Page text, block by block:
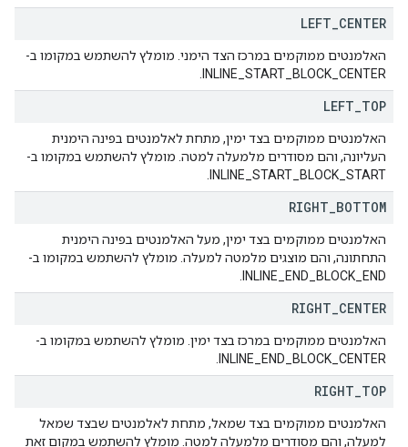
LEFT CENTER
האלמנטים ממוקמים במרכז הצד הימני. מומלץ להשתמש במקומו ב-
INLINE_START_BLOCK_CENTER.
LEFT TOP
האלמנטים ממוקמים בצד ימין, מתחת לאלמנטים בפינה הימנית
העליונה, והם מסודרים מלמעלה למטה. מומלץ להשתמש במקומו ב-
INLINE_START_BLOCK_START.
RIGHT BOTTOM
האלמנטים ממוקמים בצד ימין, מעל האלמנטים בפינה הימנית
התחתונה, והם מוצגים מלמטה למעלה. מומלץ להשתמש במקומו ב-
INLINE_END_BLOCK_END.
RIGHT CENTER
האלמנטים ממוקמים במרכז בצד ימין. מומלץ להשתמש במקומו ב-
INLINE_END_BLOCK_CENTER.
RIGHT TOP
האלמנטים ממוקמים בצד שמאל, מתחת לאלמנטים שבצד שמאל
למעלה, והם מסודרים מלמעלה למטה. מומלץ להשתמש במקום זאת